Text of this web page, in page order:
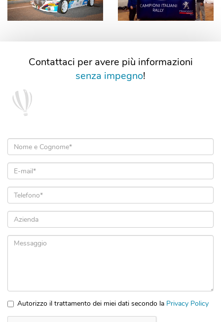
Contattaci per avere più informazioni
senza impegno!
Cognome
*
*
Autorizzo il trattamento dei miei dati secondo la Privacy Policy